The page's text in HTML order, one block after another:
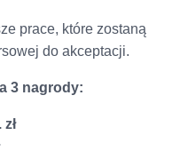
prace, które zostaną
do akceptacji.
3 nagrody: